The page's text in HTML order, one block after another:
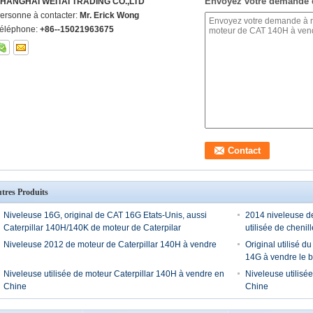
à contacter: Mr. Erick Wong
+86--15021963675
Produits
Niveleuse 16G, original de CAT 16G Etats-Unis, aussi
Caterpillar 140H/140K de moteur de Caterpilar
2014 niveleuse
utilisée de
Niveleuse 2012 de moteur de Caterpillar 140H à vendre
Original utilisé
14G à vendre le
Niveleuse utilisée de moteur Caterpillar 140H à vendre en
Chine
Niveleuse
Chine